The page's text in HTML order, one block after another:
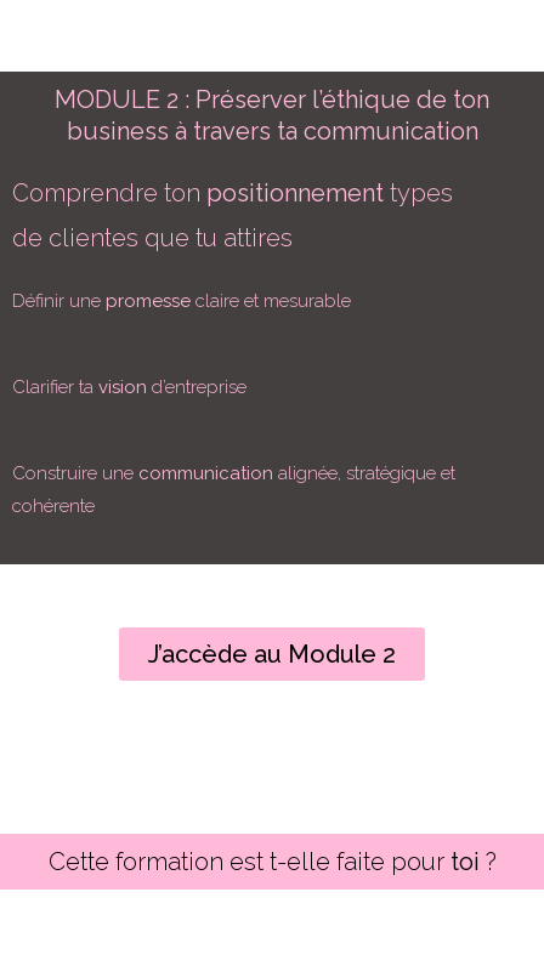
MODULE 2 : Préserver l’éthique de ton
business à travers ta communication
Comprendre ton positionnement types
de clientes que tu attires
Définir une promesse claire et mesurable
Clarifier ta vision d’entreprise
Construire une communication alignée, stratégique et
cohérente
J’accède au Module 2
Cette formation est t-elle faite pour toi ?